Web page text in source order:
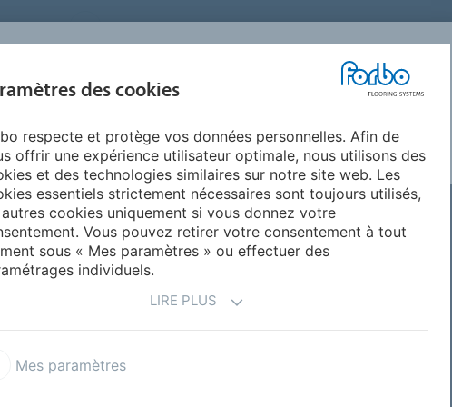
FRANCE
BLOG &
REALISATIONS
FAQ AIDE AU CHOIX
& autocars - sols Sarlon
revêtements de sol
nous disposons
fournir les meilleurs
de bus et
des cookies
respecte et protège vos données personnelles. Afin de
offrir une expérience utilisateur optimale, nous utilisons des
et des technologies similaires sur notre site web. Les
essentiels strictement nécessaires sont toujours utilisés,
cookies uniquement si vous donnez votre
Vous pouvez retirer votre consentement à tout
sous « Mes paramètres » ou effectuer des
individuels.
LIRE PLUS
Mes paramètres